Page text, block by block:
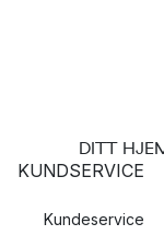
DITT
KUNDSERVICE
Kundeservice